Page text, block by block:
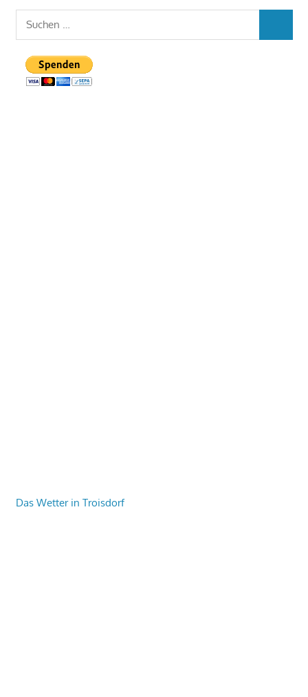
Suchen
Das Wetter in Troisdorf